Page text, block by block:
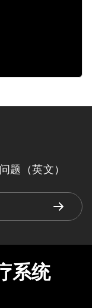
题（英文）
系统